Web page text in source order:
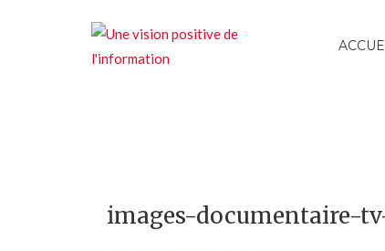
images-documentaire-